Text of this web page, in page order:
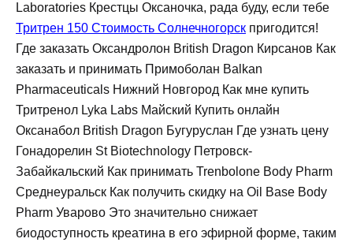
Laboratories Крестцы Оксаночка, рада буду, если тебе
Тритрен 150 Стоимость Солнечногорск пригодится!
Где заказать Оксандролон British Dragon Кирсанов Как
заказать и принимать Примоболан Balkan
Pharmaceuticals Нижний Новгород Как мне купить
Тритренол Lyka Labs Майский Купить онлайн
Оксанабол British Dragon Бугуруслан Где узнать цену
Гонадорелин St Biotechnology Петровск-
Забайкальский Как принимать Trenbolone Body Pharm
Среднеуральск Как получить скидку на Oil Base Body
Pharm Уварово Это значительно снижает
биодоступность креатина в его эфирной форме, таким